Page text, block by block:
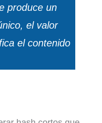
produce un
el valor
el contenido